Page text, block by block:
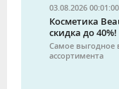
03.08.2026 00:01:00
Косметика
скидка до 40%!
Самое выгодное
ассортимента